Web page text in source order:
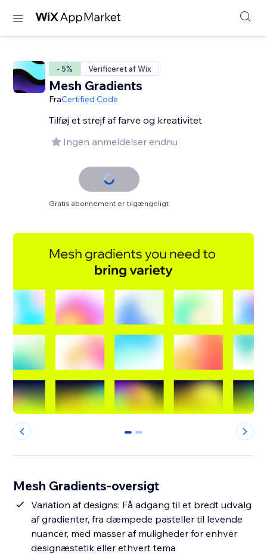
- 5% Verificeret af Wix
Mesh Gradients
FraCertified Code
Tilføj et strejf af farve og kreativitet
Ingen anmeldelser endnu
Gratis abonnement er tilgængeligt
0 1
Mesh Gradients-oversigt
Variation af designs: Få adgang til et bredt udvalg
af gradienter, fra dæmpede pasteller til levende
nuancer, med masser af muligheder for enhver
designæstetik eller ethvert tema